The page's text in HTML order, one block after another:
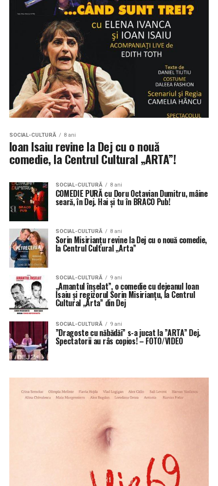
SOCIAL-CULTURĂ 8 ani
Ioan Isaiu revine la Dej cu o nouă
comedie, la Centrul Cultural „ARTA”!
SOCIAL-CULTURĂ 8 ani
COMEDIE PURĂ cu Doru Octavian Dumitru, mâine
seară, în Dej. Hai și tu în BRACO Pub!
SOCIAL-CULTURĂ 8 ani
Sorin Misirianțu revine la Dej cu o nouă comedie,
la Centrul Cultural „Arta”
SOCIAL-CULTURĂ 9 ani
„Amantul înșelat”, o comedie cu dejeanul Ioan
Isaiu și regizorul Sorin Misirianțu, la Centrul
Cultural „Arta” din Dej
SOCIAL-CULTURĂ 9 ani
”Dragoste cu năbădăi” s-a jucat la ”ARTA” Dej.
Spectatorii au râs copios! – FOTO/VIDEO